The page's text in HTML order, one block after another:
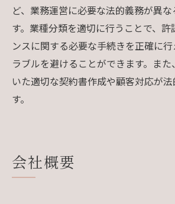
ど、業務運営に必要な法的義務が異
す。業種分類を適切に行うことで、許
ンスに関する必要な手続きを正確に
ラブルを避けることができます。ま
いた適切な契約書作成や顧客対応が
す。
会社概要